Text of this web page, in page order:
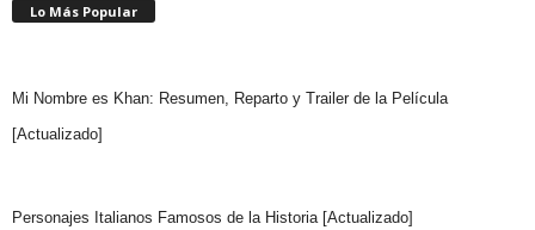
Lo Más Popular
Mi Nombre es Khan: Resumen, Reparto y Trailer de la Película
[Actualizado]
Personajes Italianos Famosos de la Historia [Actualizado]